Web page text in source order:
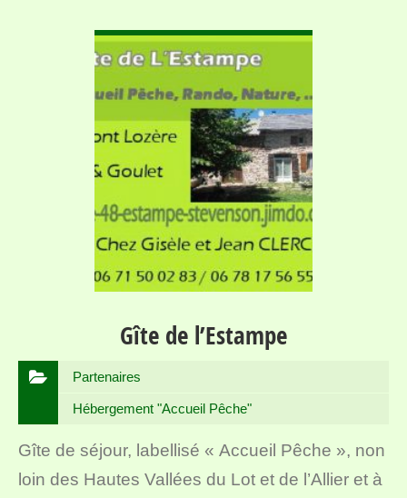
Gîte de l’Estampe
Partenaires
Hébergement "Accueil Pêche"
Gîte de séjour, labellisé « Accueil Pêche », non
loin des Hautes Vallées du Lot et de l’Allier et à